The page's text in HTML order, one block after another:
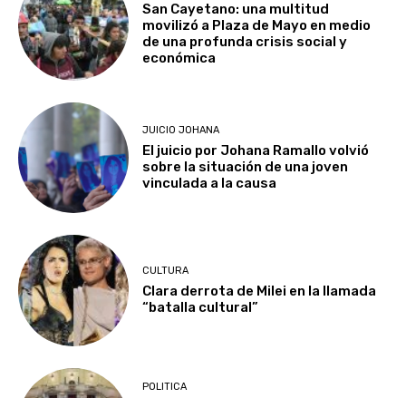
San Cayetano: una multitud
movilizó a Plaza de Mayo en medio
de una profunda crisis social y
económica
JUICIO JOHANA
El juicio por Johana Ramallo volvió
sobre la situación de una joven
vinculada a la causa
CULTURA
Clara derrota de Milei en la llamada
“batalla cultural”
POLITICA